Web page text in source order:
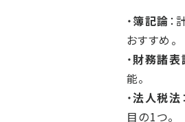
・簿記論：
おすすめ。
・財務諸表
能。
・法人税法
目の1つ。